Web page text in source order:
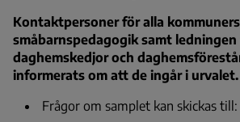
Kontaktpersoner för alla kommuners
småbarnspedagogik samt
daghemskedjor och
informerats om att de ingår i urvalet.
Frågor om samplet kan skickas till: